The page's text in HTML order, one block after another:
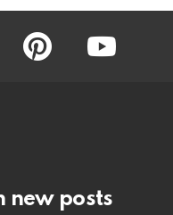
pinterest youtube
new posts